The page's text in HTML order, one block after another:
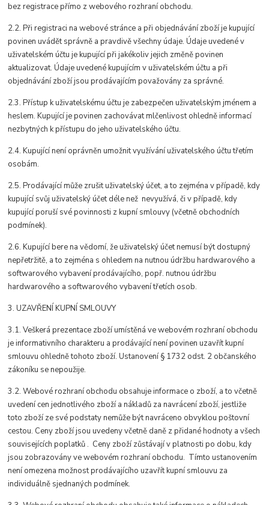
bez registrace přímo z webového rozhraní obchodu.
2.2. Při registraci na webové stránce a při objednávání zboží je kupující
povinen uvádět správně a pravdivě všechny údaje. Údaje uvedené v
uživatelském účtu je kupující při jakékoliv jejich změně povinen
aktualizovat. Údaje uvedené kupujícím v uživatelském účtu a při
objednávání zboží jsou prodávajícím považovány za správné.
2.3. Přístup k uživatelskému účtu je zabezpečen uživatelským jménem a
heslem. Kupující je povinen zachovávat mlčenlivost ohledně informací
nezbytných k přístupu do jeho uživatelského účtu.
2.4. Kupující není oprávněn umožnit využívání uživatelského účtu třetím
osobám.
2.5. Prodávající může zrušit uživatelský účet, a to zejména v případě, kdy
kupující svůj uživatelský účet déle než nevyužívá, či v případě, kdy
kupující poruší své povinnosti z kupní smlouvy (včetně obchodních
podmínek).
2.6. Kupující bere na vědomí, že uživatelský účet nemusí být dostupný
nepřetržitě, a to zejména s ohledem na nutnou údržbu hardwarového a
softwarového vybavení prodávajícího, popř. nutnou údržbu
hardwarového a softwarového vybavení třetích osob.
3. UZAVŘENÍ KUPNÍ SMLOUVY
3.1. Veškerá prezentace zboží umístěná ve webovém rozhraní obchodu
je informativního charakteru a prodávající není povinen uzavřít kupní
smlouvu ohledně tohoto zboží. Ustanovení § 1732 odst. 2 občanského
zákoníku se nepoužije.
3.2. Webové rozhraní obchodu obsahuje informace o zboží, a to včetně
uvedení cen jednotlivého zboží a nákladů za navrácení zboží, jestliže
toto zboží ze své podstaty nemůže být navráceno obvyklou poštovní
cestou. Ceny zboží jsou uvedeny včetně daně z přidané hodnoty a všech
souvisejících poplatků . Ceny zboží zůstávají v platnosti po dobu, kdy
jsou zobrazovány ve webovém rozhraní obchodu. Tímto ustanovením
není omezena možnost prodávajícího uzavřít kupní smlouvu za
individuálně sjednaných podmínek.